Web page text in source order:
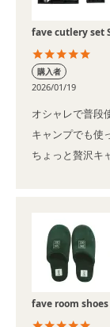
fave cutlery set
購入者
2026/01/19
オシャレで普段
キャンプでも使
ちょっと贅沢キ
fave room shoes